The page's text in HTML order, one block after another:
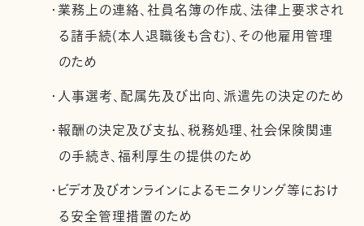
・業務上の連絡、社員名簿の作成、法律上要求され
る諸手続(本人退職後も含む)、その他雇用管理
のため
・人事選考、配属先及び出向、派遣先の決定のため
・報酬の決定及び支払、税務処理、社会保険関連
の手続き、福利厚生の提供のため
・ビデオ及びオンラインによるモニタリング等におけ
る安全管理措置のため